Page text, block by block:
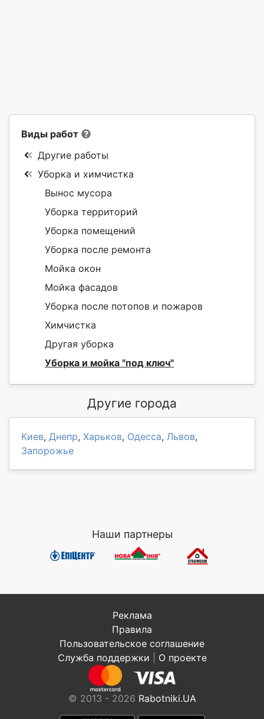
Виды работ
Другие работы
Уборка и химчистка
Вынос мусора
Уборка территорий
Уборка помещений
Уборка после ремонта
Мойка окон
Мойка фасадов
Уборка после потопов и пожаров
Химчистка
Другая уборка
Уборка и мойка "под ключ"
Другие города
Киев, Днепр, Харьков, Одесса, Львов,
Запорожье
Наши партнеры
Реклама
Правила
Пользовательское соглашение
Служба поддержки
О проекте
© 2013 - 2026 Rabotniki.UA